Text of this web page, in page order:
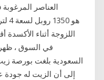
في السوق ،